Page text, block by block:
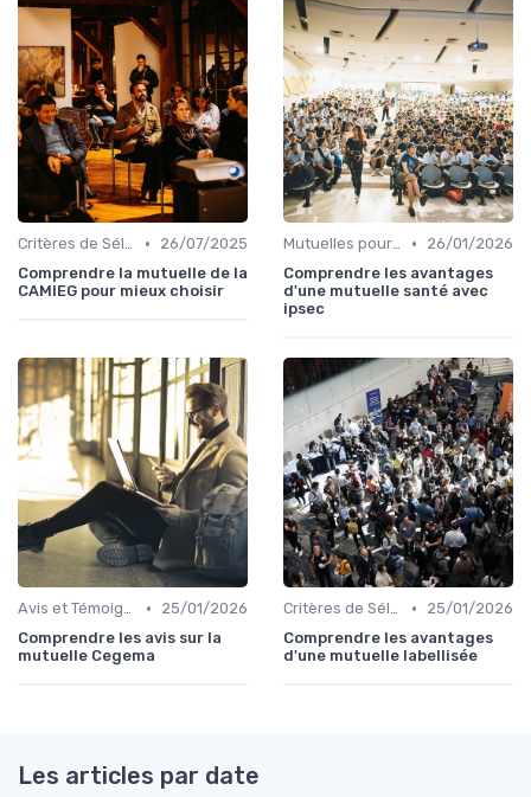
Critères de Sélection •
26/07/2025
Comprendre la mutuelle de la
CAMIEG pour mieux choisir
Mutuelles pour Particuliers •
26/01/2026
Comprendre les avantages
d'une mutuelle santé avec
ipsec
Avis et Témoignages Clients •
25/01/2026
Comprendre les avis sur la
mutuelle Cegema
Critères de Sélection •
25/01/2026
Comprendre les avantages
d'une mutuelle labellisée
Les articles par date